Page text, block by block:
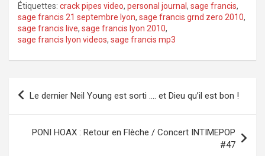
Étiquettes: crack pipes video, personal journal , sage francis,
sage francis 21 septembre lyon, sage francis grnd zero 2010,
sage francis live, sage francis lyon 2010,
sage francis lyon videos, sage francis mp3
Navigation
Le dernier Neil Young est sorti …. et Dieu qu’il est bon !
PONI HOAX : Retour en Flèche / Concert INTIMEPOP
#47